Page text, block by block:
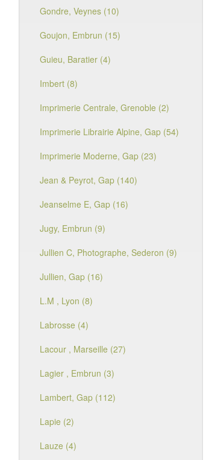
Gondre, Veynes (10)
Goujon, Embrun (15)
Guieu, Baratier (4)
Imbert (8)
Imprimerie Centrale, Grenoble (2)
Imprimerie Librairie Alpine, Gap (54)
Imprimerie Moderne, Gap (23)
Jean & Peyrot, Gap (140)
Jeanselme E, Gap (16)
Jugy, Embrun (9)
Jullien C, Photographe, Sederon (9)
Jullien, Gap (16)
L.M , Lyon (8)
Labrosse (4)
Lacour , Marseille (27)
Lagier , Embrun (3)
Lambert, Gap (112)
Lapie (2)
Lauze (4)